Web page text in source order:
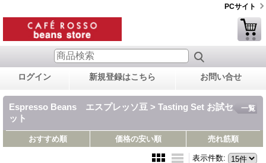
PCサイト
ログイン 新規登録はこちら お問い合せ
Espresso Beans エスプレッソ豆 > Tasting Set お試セ
ット
一覧
おすすめ順 価格の安い順 売れ筋順
表示件数: